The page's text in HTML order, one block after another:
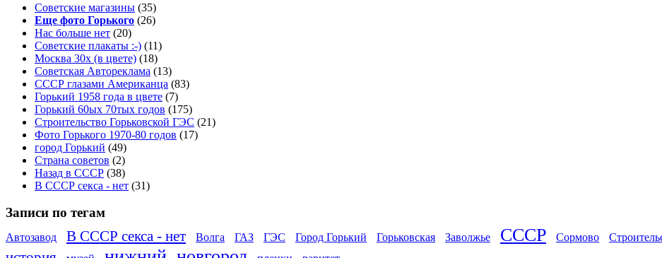
Советские магазины (35)
Еще фото Горького (26)
Нас больше нет (20)
Советские плакаты :-) (11)
Москва 30x (в цвете) (18)
Советская Автореклама (13)
СССР глазами Американца (83)
Горький 1958 года в цвете (7)
Горький 60ых 70тых годов (175)
Строительство Горьковской ГЭС (21)
Фото Горького 1970-80 годов (17)
город Горький (49)
Страна советов (2)
Назад в СССР (38)
В СССР секса - нет (31)
Записи по тегам
Автозавод В СССР секса - нет Волга ГАЗ ГЭС Город Горький Горьковская Заволжье СССР Сормово